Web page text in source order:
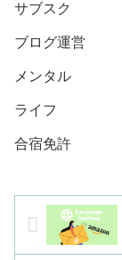
サブスク
ブログ運営
メンタル
ライフ
合宿免許